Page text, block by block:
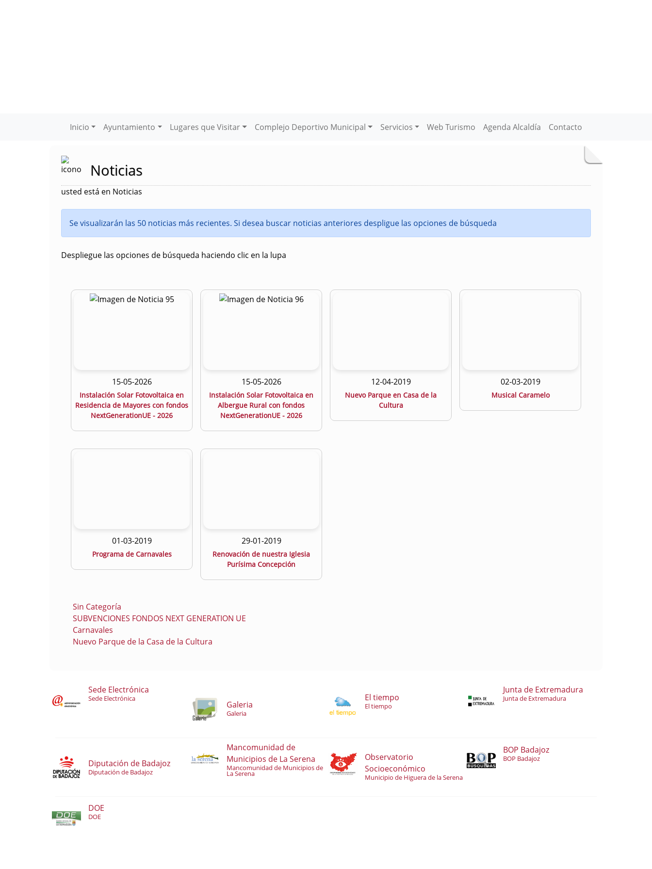
Inicio Ayuntamiento Lugares que Visitar Complejo Deportivo Municipal Servicios Web Turismo Agenda Alcaldía Contacto
Noticias
usted está en Noticias
Se visualizarán las 50 noticias más recientes. Si desea buscar noticias anteriores despligue las opciones de búsqueda
Despliegue las opciones de búsqueda haciendo clic en la lupa
15-05-2026
Instalación Solar Fotovoltaica en
Residencia de Mayores con fondos
NextGenerationUE - 2026
15-05-2026
Instalación Solar Fotovoltaica en
Albergue Rural con fondos
NextGenerationUE - 2026
12-04-2019
Nuevo Parque en Casa de la
Cultura
02-03-2019
Musical Caramelo
01-03-2019
Programa de Carnavales
29-01-2019
Renovación de nuestra Iglesia
Purísima Concepción
Sin Categoría
SUBVENCIONES FONDOS NEXT GENERATION UE
Carnavales
Nuevo Parque de la Casa de la Cultura
Sede Electrónica
Sede Electrónica
Galeria
Galeria
El tiempo
El tiempo
Junta de Extremadura
Junta de Extremadura
Diputación de Badajoz
Diputación de Badajoz
Mancomunidad de
Municipios de La Serena
Mancomunidad de Municipios de
La Serena
Observatorio
Socioeconómico
Municipio de Higuera de la Serena
BOP Badajoz
BOP Badajoz
DOE
DOE